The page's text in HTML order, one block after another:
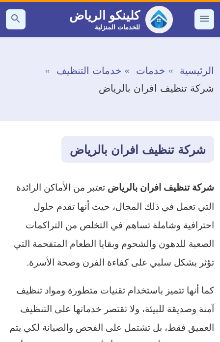
التجاوز
إلى القائمة
كلينكو الرياض
للخدمات المنزلية
بحث
عن
الرئيسية خدمات
خدمات التنظيف
شركة تنظيف افران بالرياض
شركة تنظيف افران بالرياض
شركة تنظيف افران بالرياض تعتبر من الأماكن الرائدة
التي تعمل في ذلك المجال، حيث أنها تقدم حلول
احترافية وشاملة تساهم في التخلص من التراكمات
الصعبة للدهون والشحوم وبقايا الطعام المتفحمة التي
تؤثر بشكل سلبي على كفاءة الفرن وصحة الأسرة.
كما أنها تتميز باستخدام تقنيات متطورة ومواد تنظيف
آمنة وصديقة للبيئة، ولا تقتصر خدماتها على التنظيف
العميق فقط، بل تشتمل على الفحص والصيانة لكي يتم